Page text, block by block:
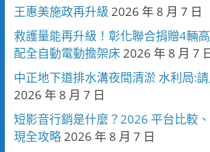
王惠美施政再升級 2026 年 8 月 7 日
救護量能再升級！彰化聯合捐贈4
配全自動電動擔架床2026 年 8 月 7
中正地下道排水溝夜間清淤 水利局:
2026 年 8 月 7 日
短影音行銷是什麼？2026 平台比較
現全攻略2026 年 8 月 7 日